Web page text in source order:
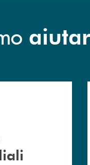
filiali